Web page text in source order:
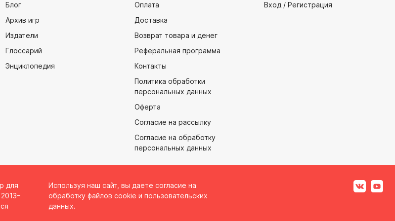
Блог
Архив игр
Издатели
Глоссарий
Энциклопедия
Оплата
Доставка
Возврат товара и денег
Реферальная программа
Контакты
Политика обработки
персональных данных
Оферта
Согласие на рассылку
Согласие на обработку
персональных данных
Вход / Регистрация
для
Используя наш сайт, вы даете согласие на
обработку файлов cookie и пользовательских
данных.